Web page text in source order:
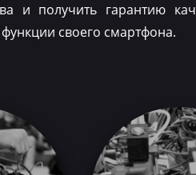
и получить гарантию
функции своего смартфона.